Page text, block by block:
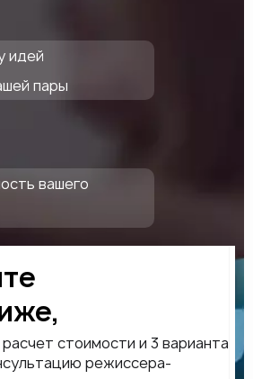
идей
пары
вашего
стоимости и 3 варианта
режиссера-